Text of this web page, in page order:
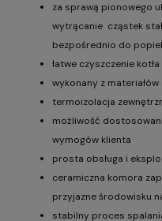
za sprawą pionowego
wytrącanie cząstek
bezpośrednio do
łatwe czyszczenie kotła
wykonany z
termoizolacja
możliwość
wymogów klienta
prosta obsługa i
ceramiczna komora
przyjazne środowisku
stabilny proces